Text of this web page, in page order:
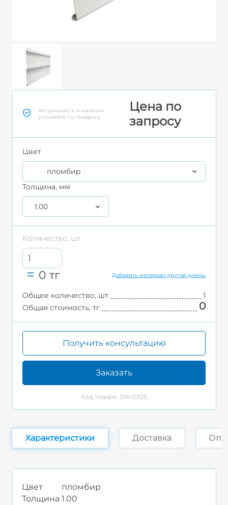
Актуальность и наличие
уточняйте по телефону
Цена по
запросу
Цвет
пломбир
Толщина, мм
1.00
Количество, шт
0 тг Добавить материал другой длины
Общее количество, шт
1
Общая стоимость, тг
0
Получить консультацию
Заказать
Код товара: 016-0305
Характеристики Доставка
Цвет
пломбир
Толщина 1.00